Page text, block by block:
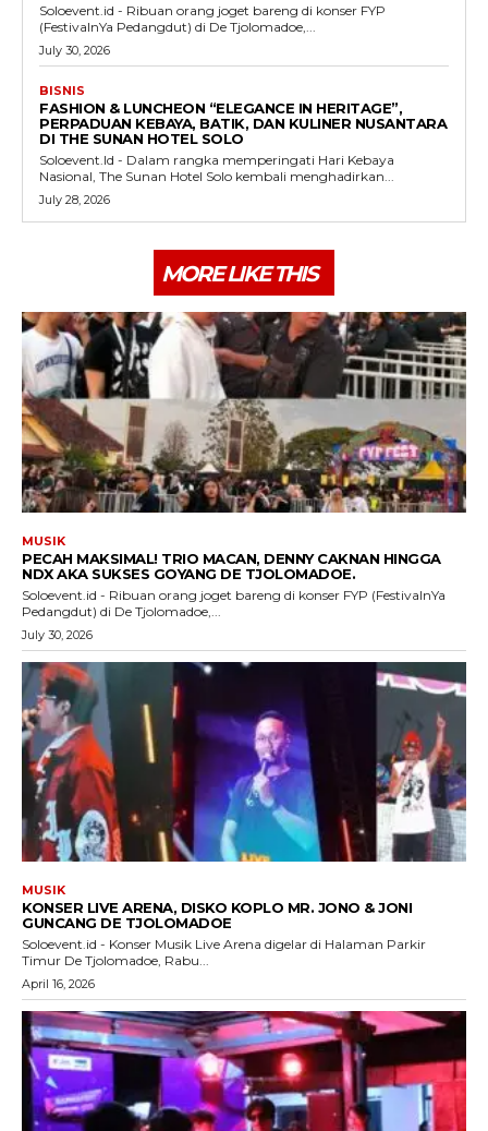
Soloevent.id - Ribuan orang joget bareng di konser FYP
(FestivalnYa Pedangdut) di De Tjolomadoe,...
July 30, 2026
BISNIS
FASHION & LUNCHEON “ELEGANCE IN HERITAGE”,
PERPADUAN KEBAYA, BATIK, DAN KULINER NUSANTARA
DI THE SUNAN HOTEL SOLO
Soloevent.Id - Dalam rangka memperingati Hari Kebaya
Nasional, The Sunan Hotel Solo kembali menghadirkan...
July 28, 2026
MORE LIKE THIS
MUSIK
PECAH MAKSIMAL! TRIO MACAN, DENNY CAKNAN HINGGA
NDX AKA SUKSES GOYANG DE TJOLOMADOE.
Soloevent.id - Ribuan orang joget bareng di konser FYP (FestivalnYa
Pedangdut) di De Tjolomadoe,...
July 30, 2026
MUSIK
KONSER LIVE ARENA, DISKO KOPLO MR. JONO & JONI
GUNCANG DE TJOLOMADOE
Soloevent.id - Konser Musik Live Arena digelar di Halaman Parkir
Timur De Tjolomadoe, Rabu...
April 16, 2026